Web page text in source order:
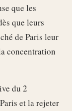
que les
que leurs
de Paris leur
concentration
du 2
et la rejeter